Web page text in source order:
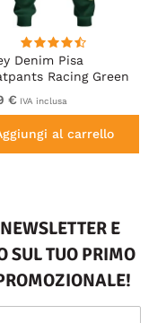
Denim Pisa
Racing Green
€ IVA inclusa
al carrello
E
SUL TUO PRIMO